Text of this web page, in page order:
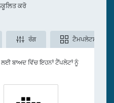
ਕਰੋ
ਰੰਗ ਟੈਮਪਲੇਟਸ
ਬਾਅਦ ਵਿੱਚ ਇਹਨਾਂ ਟੈਂਪਲੇਟਾਂ ਨੂੰ